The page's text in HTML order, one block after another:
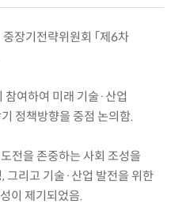
장기전략위원회 「제6차
여하여 미래 기술·산업
정책방향을 중점 논의함.
전을 존중하는 사회 조성을
그리고 기술·산업 발전을 위한
이 제기되었음.